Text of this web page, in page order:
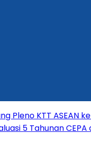
Pleno KTT ASEAN
5 Tahunan